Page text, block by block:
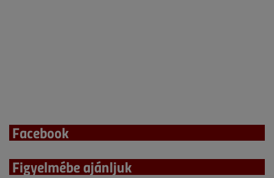
Facebook
Figyelmébe ajánljuk